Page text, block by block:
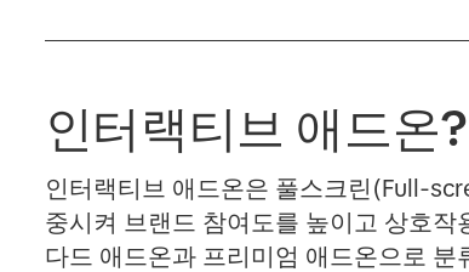
인터랙티브 애드온?
인터랙티브 애드온은 풀스크린(Full-
중시켜 브랜드 참여도를 높이고 상호
다드 애드온과 프리미엄 애드온으로 분